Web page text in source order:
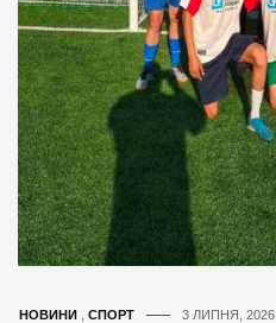
НОВИНИ СПОРТ 3 ЛИПНЯ, 2026